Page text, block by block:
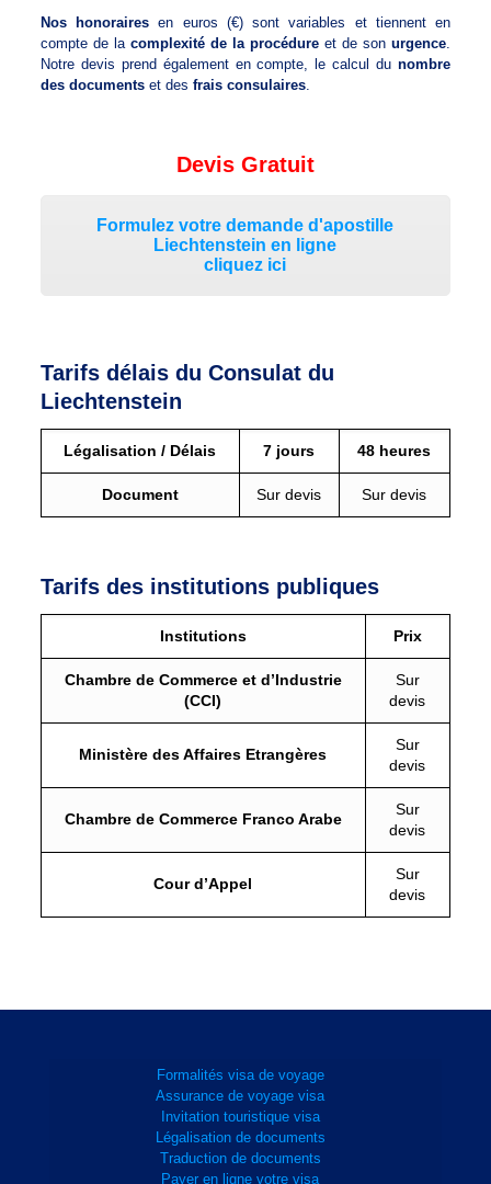
Nos honoraires en euros (€) sont variables et tiennent en
compte de la complexité de la procédure et de sonurgence.
Notre devis prend également en compte, le calcul dunombre
des documents et des frais consulaires.
Devis Gratuit
Formulez votre demande d'apostille
Liechtenstein en ligne
cliquez ici
Tarifs délais du Consulat du
Liechtenstein
Légalisation / Délais 7 jours 48 heures
Document Sur devis Sur devis
Tarifs des institutions publiques
Institutions Prix
Chambre de Commerce et d’Industrie
(CCI)
Sur
devis
Ministère des Affaires Etrangères
Sur
devis
Chambre de Commerce Franco Arabe
Sur
devis
Cour d’Appel
Sur
devis
Formalités visa de voyage
Assurance de voyage visa
Invitation touristique visa
Légalisation de documents
Traduction de documents
Payer en ligne votre visa